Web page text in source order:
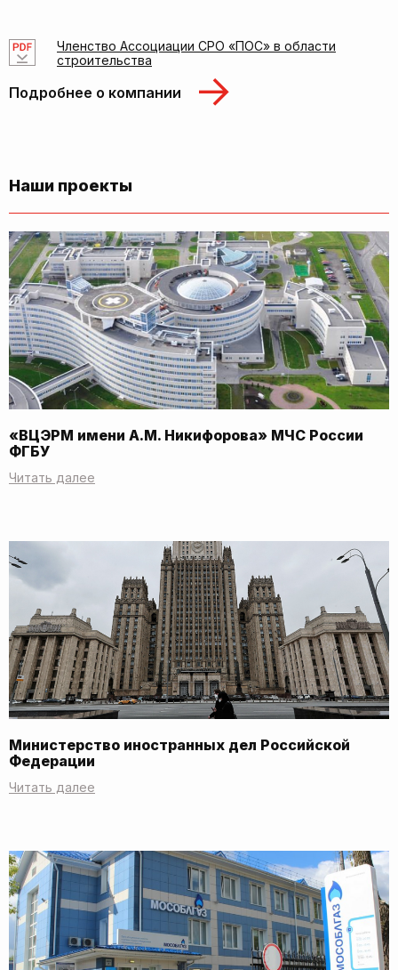
Членство Ассоциации СРО «ПОС» в области
строительства
Подробнее о компании
Наши проекты
«ВЦЭРМ имени А.М. Никифорова» МЧС России
ФГБУ
Читать далее
Министерство иностранных дел Российской
Федерации
Читать далее